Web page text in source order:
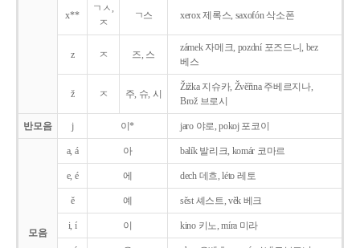
x**
ㄱㅅ,
ㅈ
ㄱ스 xerox 제록스, saxofón 삭소폰
z ㅈ 즈, 스
zámek 자메크, pozdní 포즈드니, bez
베스
ž ㅈ 주, 슈, 시
Žižka 지슈카, Žvěřina 주베르지나,
Brož 브로시
반모음 j 이* jaro 야로, pokoj 포코이
모음
a, á 아 balík 발리크, komár 코마르
e, é 에 dech 데흐, léto 레토
ě 예 sěst 셰스트, věk 베크
i, í 이 kino 키노, míra 미라